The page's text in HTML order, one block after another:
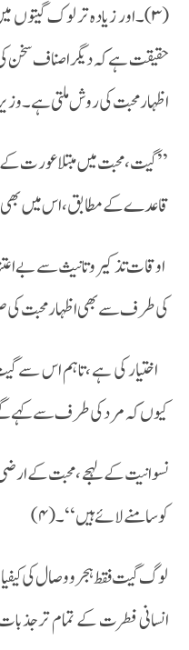
(۳)۔اور زیادہ تر لوک گیتوں
حقیقت ہے کہ دیگر اصناف
اظہار محبت کی روش ملتی ہے ۔وزیر
’’ گیت ، محبت میں مبتلا عورت
قاعدے کے مطابق ،اس میں
اوقات تذکیر وتانیث سے بے
کی طرف سے بھی اظہار محبت
اختیار کی ہے ،تاہم اس سے
کیوں کہ مرد کی طرف سے کہے
نسوانیت کے لہجے ،محبت کے
کو سامنے لائے ہیں ‘‘۔(۴)
لوگ گیت فقط ہجر ووصال کی
انسانی فطرت کے تمام